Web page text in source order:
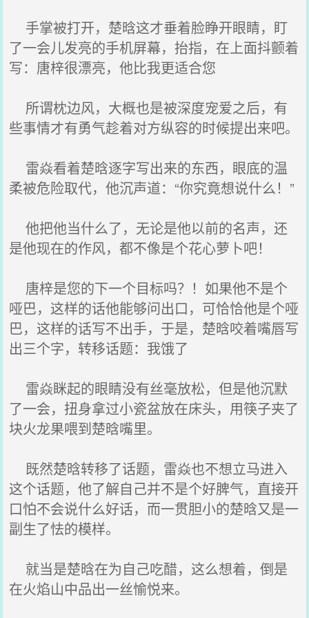
手掌被打开，楚晗这才垂着脸睁开眼睛，盯
了一会儿发亮的手机屏幕，抬指，在上面抖颤着
写：唐梓很漂亮，他比我更适合您
所谓枕边风，大概也是被深度宠爱之后，有
些事情才有勇气趁着对方纵容的时候提出来吧。
雷焱看着楚晗逐字写出来的东西，眼底的温
柔被危险取代，他沉声道：“你究竟想说什么！”
他把他当什么了，无论是他以前的名声，还
是他现在的作风，都不像是个花心萝卜吧！
唐梓是您的下一个目标吗？！如果他不是个
哑巴，这样的话他能够问出口，可恰恰他是个哑
巴，这样的话写不出手，于是，楚晗咬着嘴唇写
出三个字，转移话题：我饿了
雷焱眯起的眼睛没有丝毫放松，但是他沉默
了一会，扭身拿过小瓷盆放在床头，用筷子夹了
块火龙果喂到楚晗嘴里。
既然楚晗转移了话题，雷焱也不想立马进入
这个话题，他了解自己并不是个好脾气，直接开
口怕不会说什么好话，而一贯胆小的楚晗又是一
副生了怯的模样。
就当是楚晗在为自己吃醋，这么想着，倒是
在火焰山中品出一丝愉悦来。